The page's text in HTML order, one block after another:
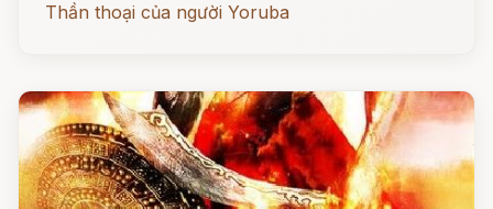
Thần thoại của người Yoruba